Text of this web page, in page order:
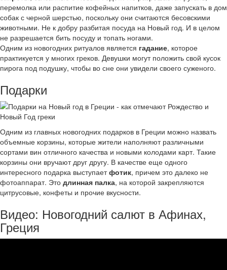
перемолка или распитие кофейных напитков, даже запускать в дом
собак с черной шерстью, поскольку они считаются бесовскими
животными. Не к добру разбитая посуда на Новый год. И в целом
не разрешается бить посуду и топать ногами.
Одним из новогодних ритуалов является гадание, которое
практикуется у многих греков. Девушки могут положить свой кусок
пирога под подушку, чтобы во сне они увидели своего суженого.
Подарки
Одним из главных новогодних подарков в Греции можно назвать
объемные корзины, которые жители наполняют различными
сортами вин отличного качества и новыми колодами карт. Такие
корзины они вручают друг другу. В качестве еще одного
интересного подарка выступаетфотик, причем это далеко не
фотоаппарат. Это длинная палка, на которой закрепляются
цитрусовые, конфеты и прочие вкусности.
Видео: Новогодний салют в Афинах,
Греция